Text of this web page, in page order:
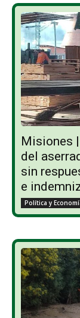
Misiones
del
sin
e
Política y